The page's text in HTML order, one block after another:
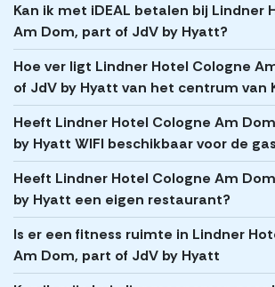
Kan ik met iDEAL betalen bij Lindner
Am Dom, part of JdV by Hyatt?
Hoe ver ligt Lindner Hotel Cologne
of JdV by Hyatt van het centrum van
Heeft Lindner Hotel Cologne Am
by Hyatt WIFI beschikbaar voor de
Heeft Lindner Hotel Cologne Am
by Hyatt een eigen restaurant?
Is er een fitness ruimte in Lindner
Am Dom, part of JdV by Hyatt